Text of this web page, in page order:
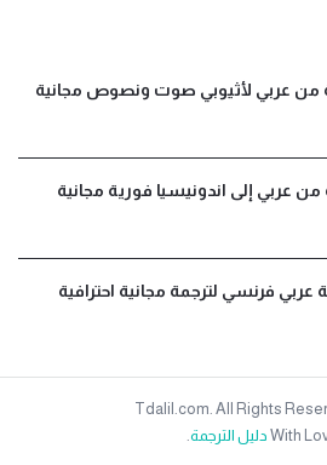
With دليل الترجمة.